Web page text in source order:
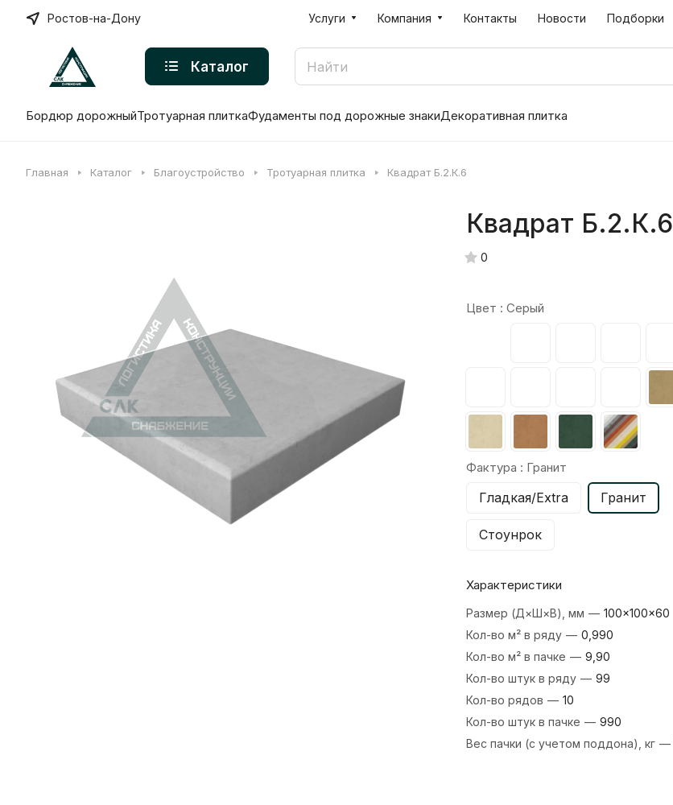
Ростов-на-Дону Услуги Компания Контакты Новости Подборки
Каталог
Бордюр дорожныйТротуарная плиткаФудаменты под дорожные знакиДекоративная плитка
Главная Каталог Благоустройство Тротуарная плитка Квадрат Б.2.К.6
Квадрат Б.2.К.6
0
Цвет : Серый
Фактура : Гранит
Гладкая/Extra Гранит
Стоунрок
Характеристики
Размер (Д×Ш×В), мм — 100×100×60
Кол-во м² в ряду — 0,990
Кол-во м² в пачке — 9,90
Кол-во штук в ряду — 99
Кол-во рядов — 10
Кол-во штук в пачке — 990
Вес пачки (с учетом поддона), кг —